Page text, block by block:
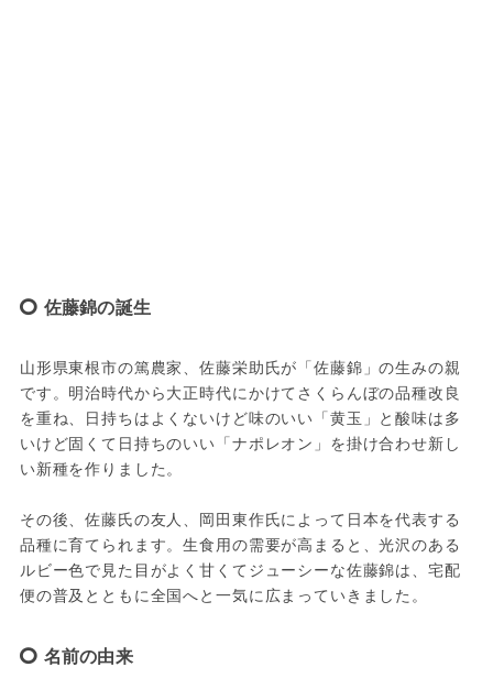
佐藤錦の誕生
山形県東根市の篤農家、佐藤栄助氏が「佐藤錦」の生みの親
です。明治時代から大正時代にかけてさくらんぼの品種改良
を重ね、日持ちはよくないけど味のいい「黄玉」と酸味は多
いけど固くて日持ちのいい「ナポレオン」を掛け合わせ新し
い新種を作りました。
その後、佐藤氏の友人、岡田東作氏によって日本を代表する
品種に育てられます。生食用の需要が高まると、光沢のある
ルビー色で見た目がよく甘くてジューシーな佐藤錦は、宅配
便の普及とともに全国へと一気に広まっていきました。
名前の由来